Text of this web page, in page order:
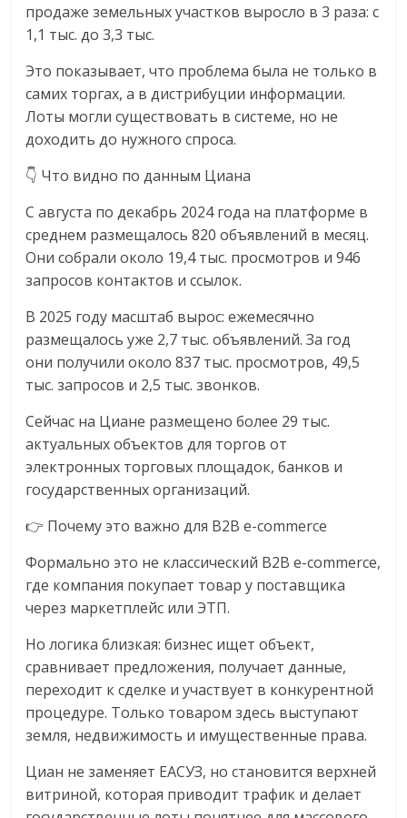
продаже земельных участков выросло в 3 раза: с
1,1 тыс. до 3,3 тыс.
Это показывает, что проблема была не только в
самих торгах, а в дистрибуции информации.
Лоты могли существовать в системе, но не
доходить до нужного спроса.
👇 Что видно по данным Циана
С августа по декабрь 2024 года на платформе в
среднем размещалось 820 объявлений в месяц.
Они собрали около 19,4 тыс. просмотров и 946
запросов контактов и ссылок.
В 2025 году масштаб вырос: ежемесячно
размещалось уже 2,7 тыс. объявлений. За год
они получили около 837 тыс. просмотров, 49,5
тыс. запросов и 2,5 тыс. звонков.
Сейчас на Циане размещено более 29 тыс.
актуальных объектов для торгов от
электронных торговых площадок, банков и
государственных организаций.
👉 Почему это важно для B2B e-commerce
Формально это не классический B2B e-commerce,
где компания покупает товар у поставщика
через маркетплейс или ЭТП.
Но логика близкая: бизнес ищет объект,
сравнивает предложения, получает данные,
переходит к сделке и участвует в конкурентной
процедуре. Только товаром здесь выступают
земля, недвижимость и имущественные права.
Циан не заменяет ЕАСУЗ, но становится верхней
витриной, которая приводит трафик и делает